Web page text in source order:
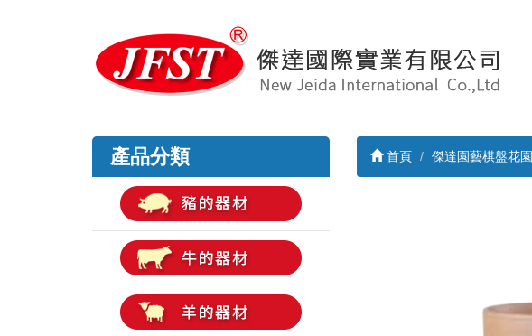
產品分類 首頁 傑達園藝棋盤花園